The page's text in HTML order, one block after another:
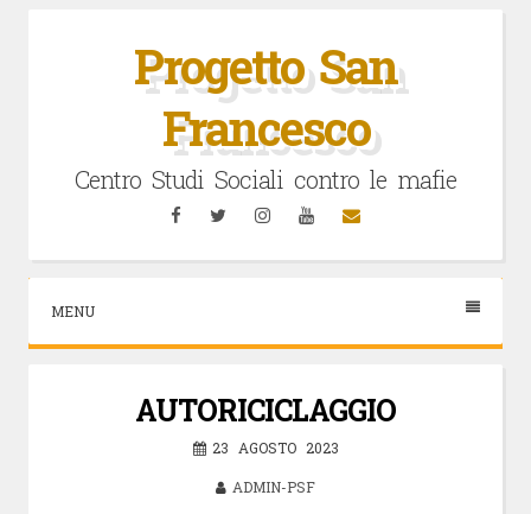
Progetto San
Francesco
Centro Studi Sociali contro le mafie
FacebookTwitterInstagramYouTubeEmail
MENU
AUTORICICLAGGIO
23 AGOSTO 2023
ADMIN-PSF